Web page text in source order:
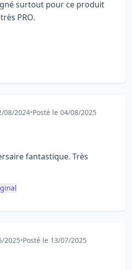
surtout pour ce produit
PRO.
08/2024•Posté le 04/08/2025
fantastique. Très
2025•Posté le 13/07/2025